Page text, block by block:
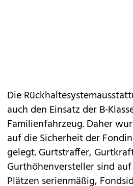
Die
auch den Einsatz der
Familienfahrzeug. Daher
auf die Sicherheit der
gelegt. Gurtstraffer,
Gurthöhenversteller sind
Plätzen serienmäßig,